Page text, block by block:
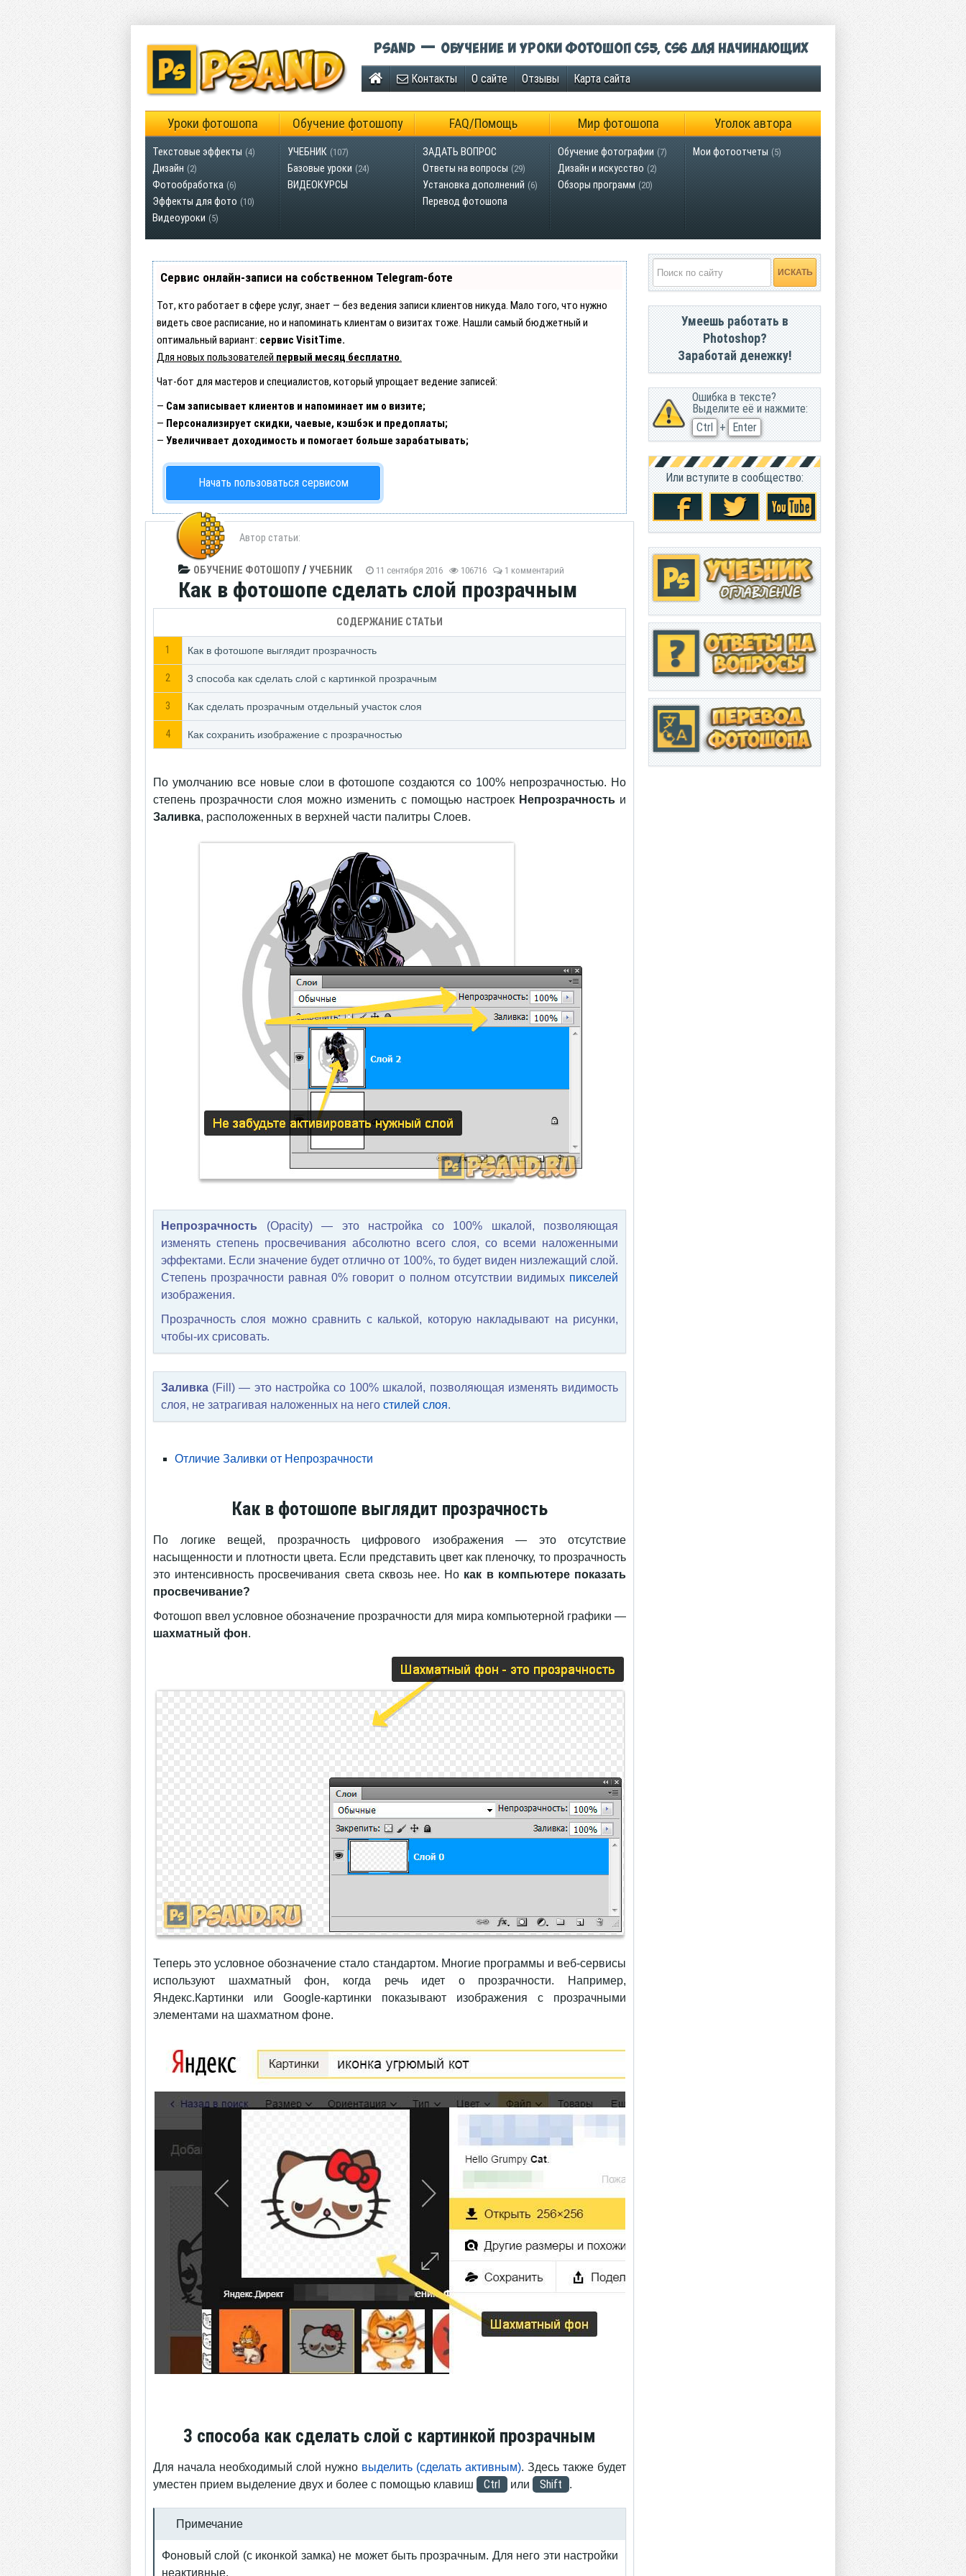
Psand — обучение и уроки фотошоп CS5, CS6 для начинающих
Контакты О сайте Отзывы Карта сайта
Уроки фотошопа Обучение фотошопу FAQ/Помощь Мир фотошопа Уголок автора
Текстовые эффекты (4)
Дизайн (2)
Фотообработка (6)
Эффекты для фото (10)
Видеоуроки (5)
УЧЕБНИК (107)
Базовые уроки (24)
ВИДЕОКУРСЫ
ЗАДАТЬ ВОПРОС
Ответы на вопросы (29)
Установка дополнений (6)
Перевод фотошопа
Обучение фотографии (7)
Дизайн и искусство (2)
Обзоры программ (20)
Мои фотоотчеты (5)
Сервис онлайн-записи на собственном Telegram-боте
Тот, кто работает в сфере услуг, знает — без ведения записи клиентов никуда. Мало того, что нужно
видеть свое расписание, но и напоминать клиентам о визитах тоже. Нашли самый бюджетный и
оптимальный вариант: сервис VisitTime.
Для новых пользователей первый месяц бесплатно.
Чат-бот для мастеров и специалистов, который упрощает ведение записей:
— Сам записывает клиентов и напоминает им о визите;
— Персонализирует скидки, чаевые, кэшбэк и предоплаты;
— Увеличивает доходимость и помогает больше зарабатывать;
Начать пользоваться сервисом
Автор статьи:
ОБУЧЕНИЕ ФОТОШОПУ / УЧЕБНИК 11 сентября 2016 106716 1 комментарий
Как в фотошопе сделать слой прозрачным
СОДЕРЖАНИЕ СТАТЬИ
1 Как в фотошопе выглядит прозрачность
2 3 способа как сделать слой с картинкой прозрачным
3 Как сделать прозрачным отдельный участок слоя
4 Как сохранить изображение с прозрачностью
По умолчанию все новые слои в фотошопе создаются со 100% непрозрачностью. Но
степень прозрачности слоя можно изменить с помощью настроек Непрозрачностьи
Заливка, расположенных в верхней части палитры Слоев.
Непрозрачность (Opacity) — это настройка со 100% шкалой, позволяющая
изменять степень просвечивания абсолютно всего слоя, со всеми наложенными
эффектами. Если значение будет отлично от 100%, то будет виден низлежащий слой.
Степень прозрачности равная 0% говорит о полном отсутствии видимых пикселей
изображения.
Прозрачность слоя можно сравнить с калькой, которую накладывают на рисунки,
чтобы-их срисовать.
Заливка (Fill) — это настройка со 100% шкалой, позволяющая изменять видимость
слоя, не затрагивая наложенных на него стилей слоя.
Отличие Заливки от Непрозрачности
Как в фотошопе выглядит прозрачность
По логике вещей, прозрачность цифрового изображения — это отсутствие
насыщенности и плотности цвета. Если представить цвет как пленочку, то прозрачность
это интенсивность просвечивания света сквозь нее. Но как в компьютере показать
просвечивание?
Фотошоп ввел условное обозначение прозрачности для мира компьютерной графики —
шахматный фон.
Теперь это условное обозначение стало стандартом. Многие программы и веб-сервисы
используют шахматный фон, когда речь идет о прозрачности. Например,
Яндекс.Картинки или Google-картинки показывают изображения с прозрачными
элементами на шахматном фоне.
3 способа как сделать слой с картинкой прозрачным
Для начала необходимый слой нужно выделить (сделать активным). Здесь также будет
уместен прием выделение двух и более с помощью клавиш
Ctrl или Shift .
Примечание
Фоновый слой (с иконкой замка) не может быть прозрачным. Для него эти настройки
неактивные.
Умеешь работать в
Photoshop?
Заработай денежку!
Ошибка в тексте?
Выделите её и нажмите:
Ctrl
+ Enter
Или вступите в сообщество: